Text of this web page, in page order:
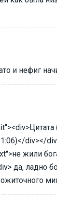
и нефиг
div></
жили
да, ладно